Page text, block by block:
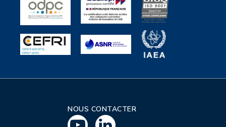
NOUS CONTACTER